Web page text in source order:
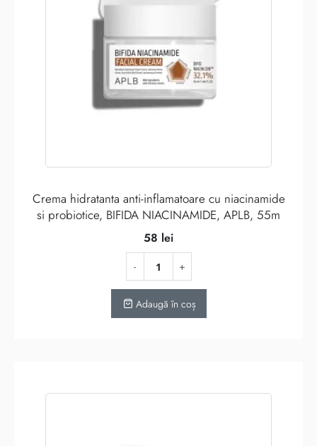
Crema hidratanta anti-inflamatoare cu niacinamide
si probiotice, BIFIDA NIACINAMIDE, APLB, 55m
58 lei
Adaugă în coș